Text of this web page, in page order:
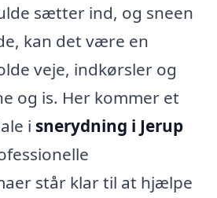
sætter ind, og sneen
kan det være en
veje, indkørsler og
og is. Her kommer et
i snerydning i Jerup
står klar til at hjælpe